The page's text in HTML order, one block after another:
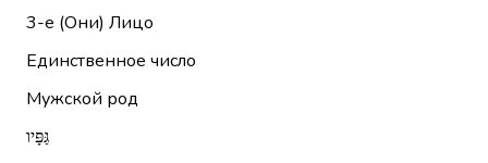
3-е (Они) Лицо
Единственное число
Мужской род
גַּפָּיו